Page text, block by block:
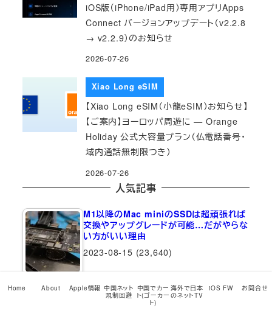
iOS版（iPhone/iPad用）専用アプリApps
Connect バージョンアップデート（v2.2.8
→ v2.2.9）のお知らせ
2026-07-26
Xiao Long eSIM
【Xiao Long eSIM（小龍eSIM）お知らせ】
【ご案内】ヨーロッパ周遊に — Orange
Holiday 公式大容量プラン（仏電話番号・
域内通話無制限つき）
2026-07-26
人気記事
M1以降のMac miniのSSDは超頑張れば
交換やアップグレードが可能…だがやらな
い方がいい理由
2023-08-15 (23,640)
【全バージョン全機種網羅！最新iOS…
(18,711)
Home About Apple情報 中国ネット
規制回避
中国でカー
ト(ゴーカー
ト)
海外で日本
のネットTV
iOS FW お問合せ